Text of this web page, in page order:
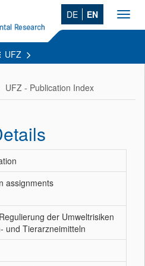
DE EN
UFZ
UFZ - Publication Index
assignments
der Umweltrisiken
und Tierarzneimitteln